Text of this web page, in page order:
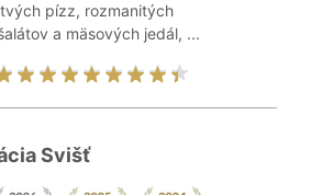
pízz, rozmanitých
a mäsových jedál, ...
Svišť